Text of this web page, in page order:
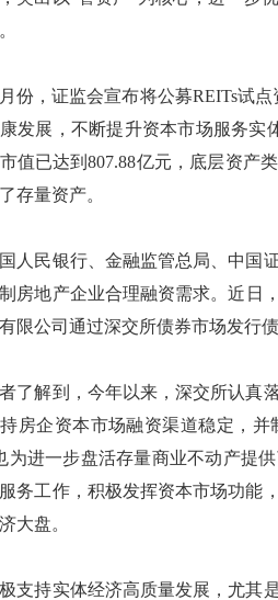
，证监会宣布将公募REITs试点
发展，不断提升资本市场服务实
值已达到807.88亿元，底层资产
存量资产。
民银行、金融监管总局、中国证
房地产企业合理融资需求。近
限公司通过深交所债券市场发行
解到，今年以来，深交所认真落
房企资本市场融资渠道稳定，
为进一步盘活存量商业不动产提
务工作，积极发挥资本市场功能
大盘。
持实体经济高质量发展，尤其是